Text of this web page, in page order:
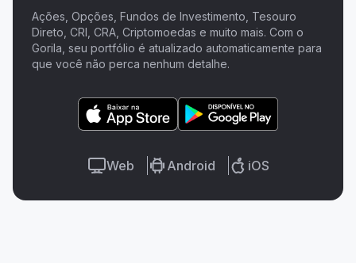
Ações, Opções, Fundos de Investimento, Tesouro
Direto, CRI, CRA, Criptomoedas e muito mais. Com o
Gorila, seu portfólio é atualizado automaticamente para
que você não perca nenhum detalhe.
Web Android iOS